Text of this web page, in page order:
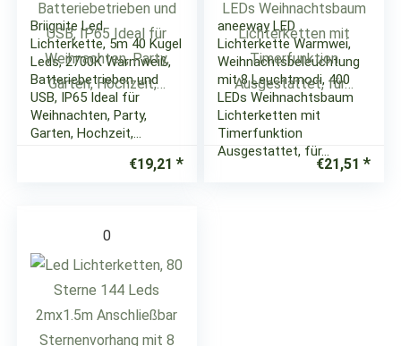
Briignite Led
Lichterkette, 5m 40 Kugel
Leds, 2700K Warmweiß,
Batteriebetrieben und
USB, IP65 Ideal für
Weihnachten, Party,
Garten, Hochzeit,…
€19,21
aneeway LED
Lichterkette Warmwei,
Weihnachtsbeleuchtung
mit 8 Leuchtmodi, 400
LEDs Weihnachtsbaum
Lichterketten mit
Timerfunktion
Ausgestattet, für…
€21,51
0